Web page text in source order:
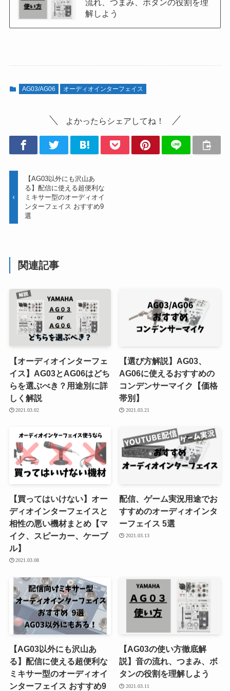
流れ、つまみ、ボタンの役割を理
解しよう
AG03/AG06 オーディオインターフェイス
よかったらシェアしてね！
【AG03以外にも沢山あ
る】配信に使える超便利な
ミキサー型のオーディオイ
ンターフェイス おすすめ9
選
関連記事
【オーディオインターフェ
イス】AG03とAG06はどち
らを選ぶべき？用途別に詳
しく解説
2021.03.02
【選び方解説】AG03、
AG06に使えるおすすめの
コンデンサーマイク【価格
帯別】
2021.03.21
【買ってはいけない】オー
ディオインターフェイスと
相性の悪い機材まとめ【マ
イク、スピーカー、ケーブ
ル】
2021.03.08
配信、ゲーム実況用途でお
すすめのオーディオインタ
ーフェイス 5選
2021.03.13
【AG03以外にも沢山あ
る】配信に使える超便利な
ミキサー型のオーディオイ
ンターフェイス おすすめ9
【AG03の使い方徹底解
説】音の流れ、つまみ、ボ
タンの役割を理解しよう
2021.03.11